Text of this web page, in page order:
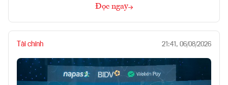
Đọc ngay
Tài chính 21:41, 06/08/2026